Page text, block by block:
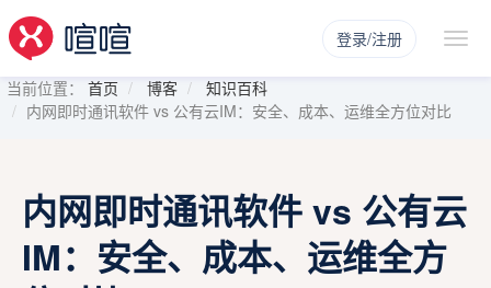
登录/注册
当前位置： 首页 博客
知识百科
内网即时通讯软件 vs 公有云IM：安全、成本、运维全方位对比
内网即时通讯软件 vs 公有云
IM：安全、成本、运维全方